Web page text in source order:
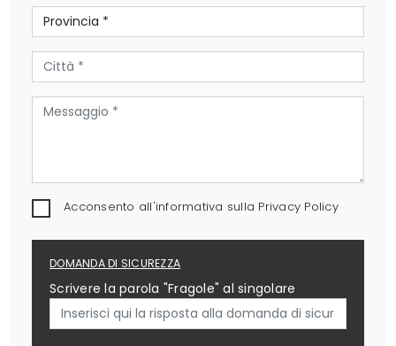
Acconsento all'informativa sulla Privacy Policy
DOMANDA DI SICUREZZA
Scrivere la parola "Fragole" al singolare